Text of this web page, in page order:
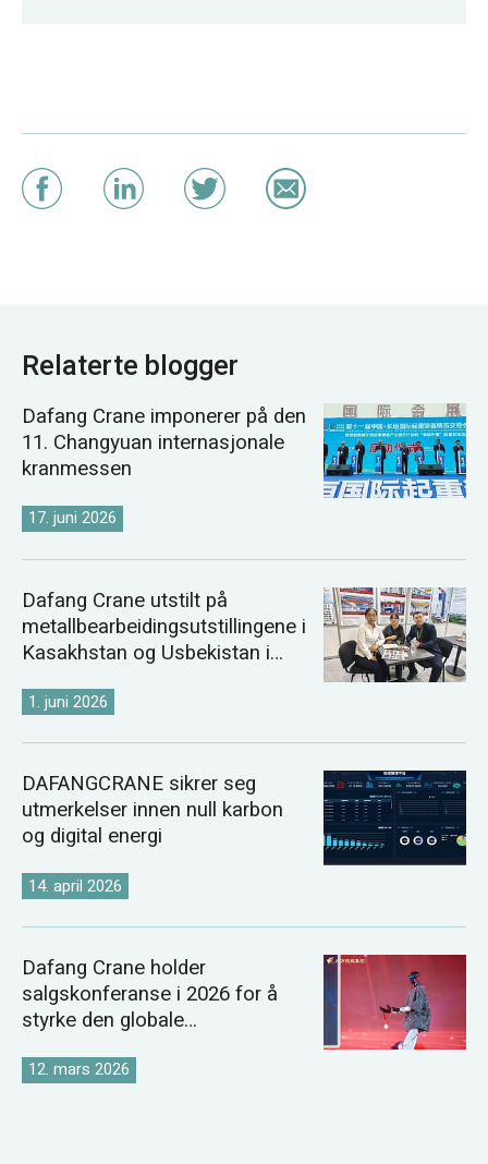
Relaterte blogger
Dafang Crane imponerer på den
11. Changyuan internasjonale
kranmessen
17. juni 2026
Dafang Crane utstilt på
metallbearbeidingsutstillingene i
Kasakhstan og Usbekistan i
1. juni 2026
DAFANGCRANE sikrer seg
utmerkelser innen null karbon
og digital energi
14. april 2026
Dafang Crane holder
salgskonferanse i 2026 for å
styrke den globale
12. mars 2026